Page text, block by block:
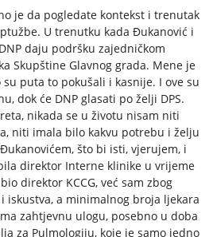
je da pogledate kontekst i trenutak
U trenutku kada Đukanović i
daju podršku zajedničkom
Skupštine Glavnog grada. Mene je
su puta to pokušali i kasnije. I ove su
dok će DNP glasati po želji DPS.
nikada se u životu nisam niti
niti imala bilo kakvu potrebu i želju
što bi isti, vjerujem, i
direktor Interne klinike u vrijeme
direktor KCCG, već sam zbog
iskustva, a minimalnog broja ljekara
zahtjevnu ulogu, posebno u doba
za Pulmologiju, koje je samo jedno